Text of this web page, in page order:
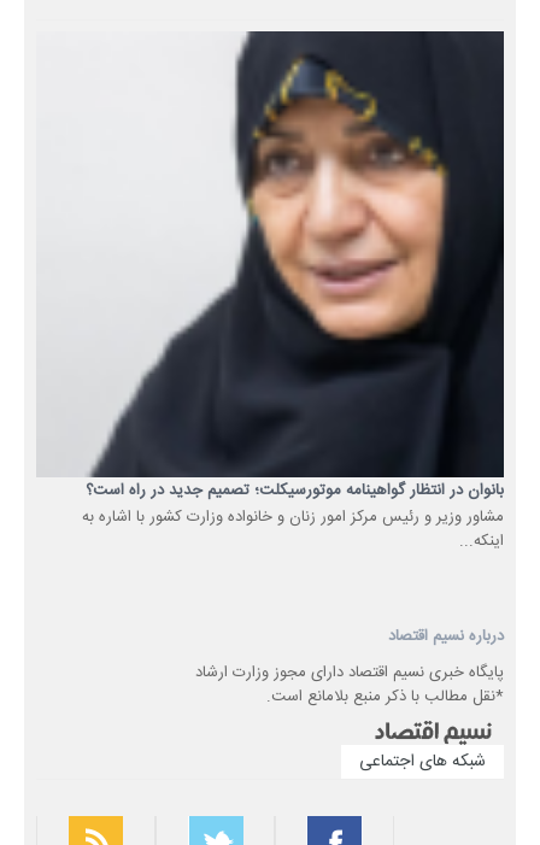
بانوان در انتظار گواهینامه موتورسیکلت؛ تصمیم جدید در راه است؟
مشاور وزیر و رئیس مرکز امور زنان و خانواده وزارت کشور با اشاره به
اینکه...
درباره نسیم اقتصاد
پایگاه خبری نسیم اقتصاد دارای مجوز وزارت ارشاد
*نقل مطالب با ذکر منبع بلامانع است.
شبکه های اجتماعی